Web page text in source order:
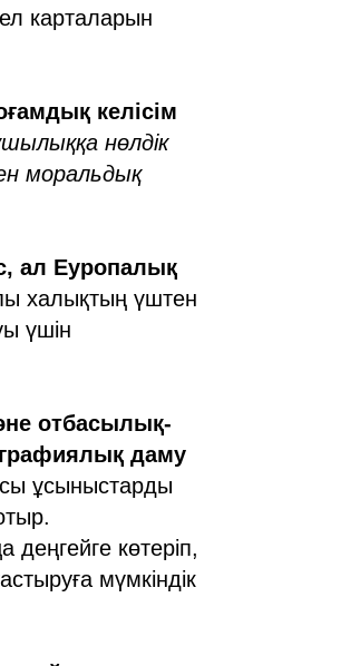
карталарын
келісім
нөлдік
моральдық
ал Еуропалық
халықтың үштен
үшін
отбасылық-
даму
ұсыныстарды
деңгейге көтеріп,
мүмкіндік